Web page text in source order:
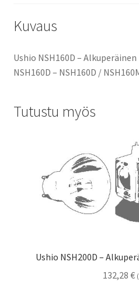
Kuvaus
Ushio NSH160D –
NSH160D – NSH160D /
Tutustu myös
Ushio NSH200D –
132,28 €